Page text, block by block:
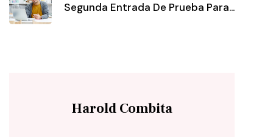
Segunda Entrada De Prueba Para...
Harold Combita